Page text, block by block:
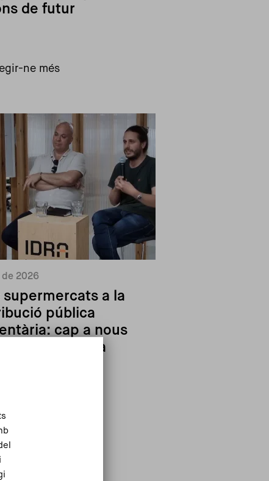
de futur
ne més
de 2026
supermercats a la
pública
cap a nous
de sobirania
ne més